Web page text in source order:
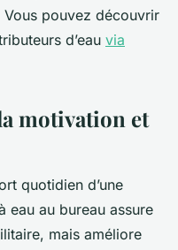
Vous pouvez découvrir
d’eau via
motivation et
quotidien d’une
eau au bureau assure
mais améliore